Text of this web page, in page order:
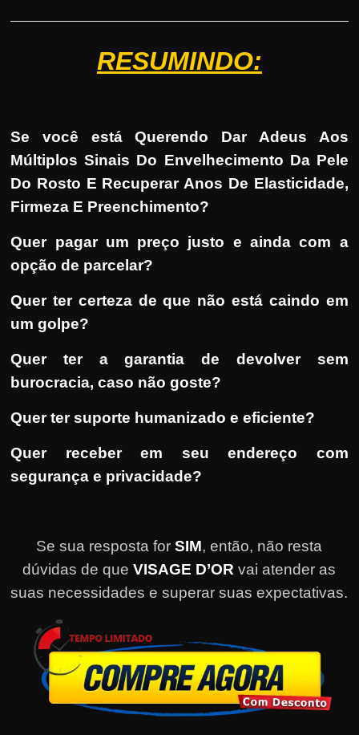
RESUMINDO:
Se você está Querendo Dar Adeus Aos
Múltiplos Sinais Do Envelhecimento Da Pele
Do Rosto E Recuperar Anos De Elasticidade,
Firmeza E Preenchimento?
Quer pagar um preço justo e ainda com a
opção de parcelar?
Quer ter certeza de que não está caindo em
um golpe?
Quer ter a garantia de devolver sem
burocracia, caso não goste?
Quer ter suporte humanizado e eficiente?
Quer receber em seu endereço com
segurança e privacidade?
Se sua resposta forSIM, então, não resta
dúvidas de queVISAGE D’OR vai atender as
suas necessidades e superar suas expectativas.